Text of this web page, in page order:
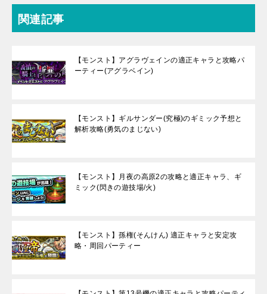
関連記事
【モンスト】アグラヴェインの適正キャラと攻略パ
ーティー(アグラベイン)
【モンスト】ギルサンダー(究極)のギミック予想と
解析攻略(勇気のまじない)
【モンスト】月夜の高原2の攻略と適正キャラ、ギ
ミック(閃きの遊技場/火)
【モンスト】孫権(そんけん) 適正キャラと安定攻
略・周回パーティー